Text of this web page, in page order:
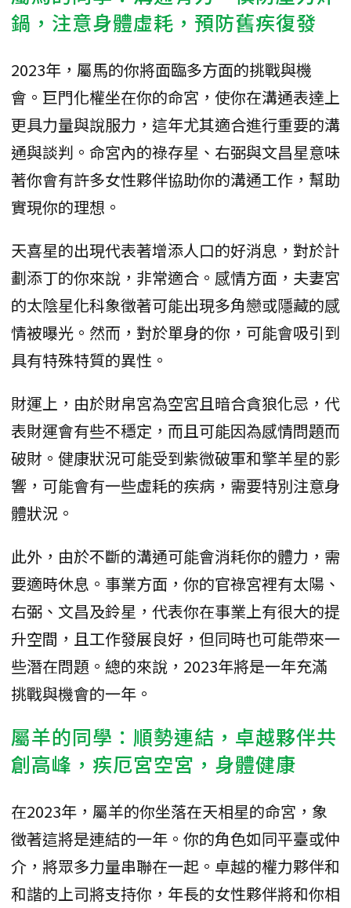
鍋，注意身體虛耗，預防舊疾復發
2023年，屬馬的你將面臨多方面的挑戰與機
會。巨門化權坐在你的命宮，使你在溝通表達上
更具力量與說服力，這年尤其適合進行重要的溝
通與談判。命宮內的祿存星、右弼與文昌星意味
著你會有許多女性夥伴協助你的溝通工作，幫助
實現你的理想。
天喜星的出現代表著增添人口的好消息，對於計
劃添丁的你來說，非常適合。感情方面，夫妻宮
的太陰星化科象徵著可能出現多角戀或隱藏的感
情被曝光。然而，對於單身的你，可能會吸引到
具有特殊特質的異性。
財運上，由於財帛宮為空宮且暗合貪狼化忌，代
表財運會有些不穩定，而且可能因為感情問題而
破財。健康狀況可能受到紫微破軍和擎羊星的影
響，可能會有一些虛耗的疾病，需要特別注意身
體狀況。
此外，由於不斷的溝通可能會消耗你的體力，需
要適時休息。事業方面，你的官祿宮裡有太陽、
右弼、文昌及鈴星，代表你在事業上有很大的提
升空間，且工作發展良好，但同時也可能帶來一
些潛在問題。總的來說，2023年將是一年充滿
挑戰與機會的一年。
屬羊的同學：順勢連結，卓越夥伴共
創高峰，疾厄宮空宮，身體健康
在2023年，屬羊的你坐落在天相星的命宮，象
徵著這將是連結的一年。你的角色如同平臺或仲
介，將眾多力量串聯在一起。卓越的權力夥伴和
和諧的上司將支持你，年長的女性夥伴將和你相